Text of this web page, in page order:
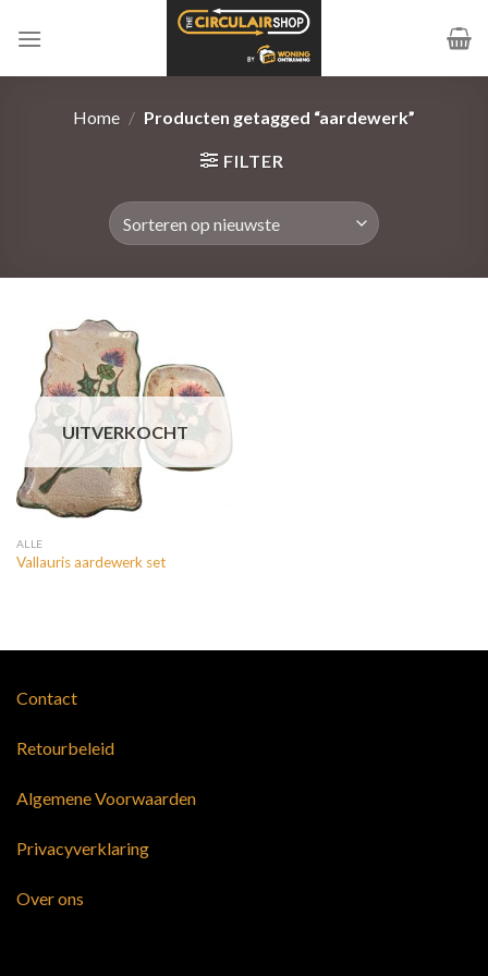
naar
Home / Producten getagged “aardewerk”
FILTER
UITVERKOCHT
ALLE
Vallauris aardewerk set
Contact
Retourbeleid
Algemene Voorwaarden
Privacyverklaring
Over ons